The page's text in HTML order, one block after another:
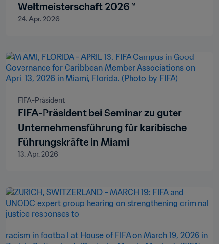
Weltmeisterschaft 2026™
24. Apr. 2026
FIFA-Präsident
FIFA-Präsident bei Seminar zu guter
Unternehmensführung für karibische
Führungskräfte in Miami
13. Apr. 2026